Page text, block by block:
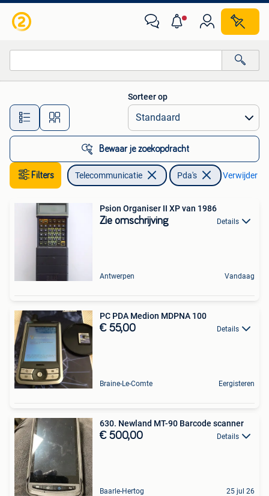
Alle afstanden…
Sorteer op
Bewaar je zoekopdracht
Filters Telecommunicatie Pda's Verwijder
Psion Organiser II XP van 1986
Zie omschrijving Details
Antwerpen Vandaag
PC PDA Medion MDPNA 100
€ 55,00 Details
Braine-Le-Comte Eergisteren
630. Newland MT-90 Barcode scanner
€ 500,00 Details
Baarle-Hertog 25 jul 26